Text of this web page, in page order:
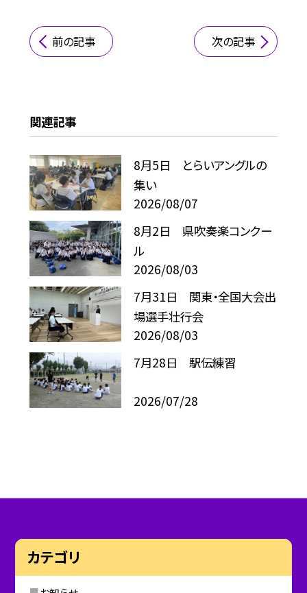
前の記事 次の記事
関連記事
8月5日 とらいアングルの
集い
2026/08/07
8月2日 県吹奏楽コンクー
ル
2026/08/03
7月31日 関東・全国大会出
場選手壮行会
2026/08/03
7月28日 駅伝練習
2026/07/28
カテゴリ